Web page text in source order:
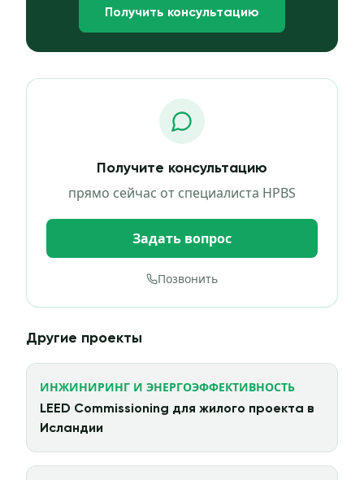
Получить консультацию
Получите консультацию
прямо сейчас от специалиста HPBS
Задать вопрос
Позвонить
Другие проекты
ИНЖИНИРИНГ И ЭНЕРГОЭФФЕКТИВНОСТЬ
LEED Commissioning для жилого проекта в
Исландии